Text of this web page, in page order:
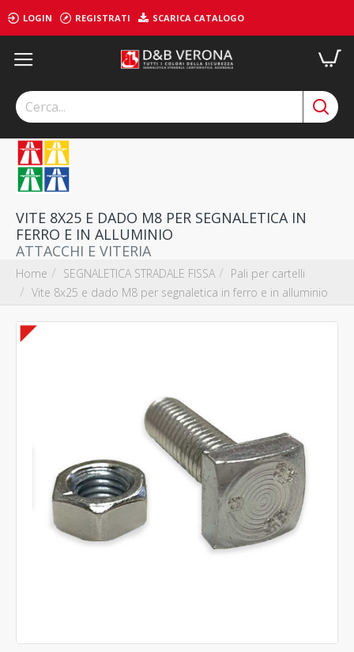
LOGIN REGISTRATI SCARICA CATALOGO
Home SEGNALETICA STRADALE FISSA
Pali per cartelli
Vite 8x25 e dado M8 per segnaletica in ferro e in alluminio
VITE 8X25 E DADO M8 PER SEGNALETICA IN
FERRO E IN ALLUMINIO
ATTACCHI E VITERIA